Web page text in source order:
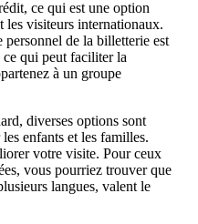
ce qui est une option
les visiteurs internationaux.
personnel de la billetterie est
qui peut faciliter la
à un groupe
diverses options sont
enfants et les familles.
votre visite. Pour ceux
vous pourriez trouver que
langues, valent le